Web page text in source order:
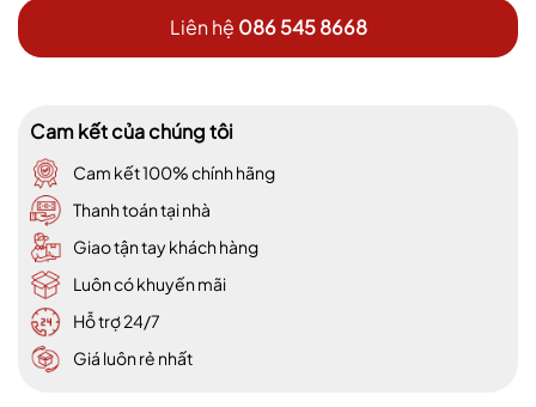
Liên hệ 086 545 8668
Cam kết của chúng tôi
Cam kết 100% chính hãng
Thanh toán tại nhà
Giao tận tay khách hàng
Luôn có khuyến mãi
Hỗ trợ 24/7
Giá luôn rẻ nhất